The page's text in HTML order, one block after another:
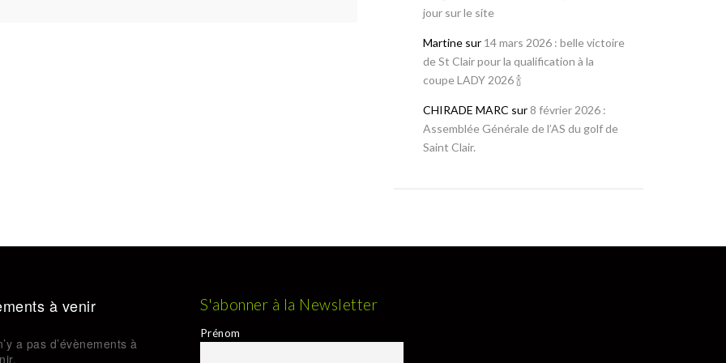
jour sur le site
Martine sur 14 mars 2026 : belle victoire
de St Clair pour la qualification à la
coupe LADY 2026 🍾
CHIRADE MARC sur 8 février 2026 :
Assemblée Générale de l’AS du golf de
Saint Clair.
à venir
a pas d’évènements à
S'abonner à la Newsletter
Prénom